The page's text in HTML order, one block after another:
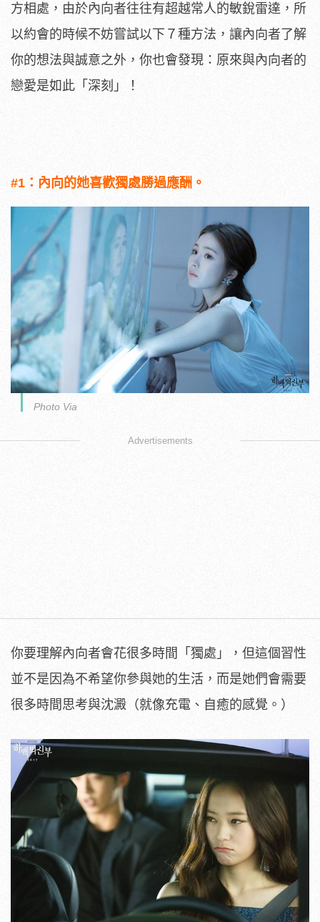
方相處，由於內向者往往有超越常人的敏銳雷達，所
以約會的時候不妨嘗試以下７種方法，讓內向者了解
你的想法與誠意之外，你也會發現：原來與內向者的
戀愛是如此「深刻」！
#1：內向的她喜歡獨處勝過應酬。
Photo Via
Advertisements
你要理解內向者會花很多時間「獨處」，但這個習性
並不是因為不希望你參與她的生活，而是她們會需要
很多時間思考與沈澱（就像充電、自癒的感覺。）